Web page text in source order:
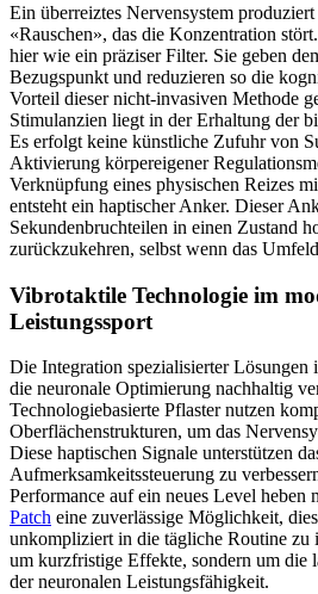
Ein überreiztes Nervensystem
«Rauschen», das die Konzentration
hier wie ein präziser Filter. Sie geben
Bezugspunkt und reduzieren so die
Vorteil dieser nicht-invasiven Methode
Stimulanzien liegt in der Erhaltung der
Es erfolgt keine künstliche Zufuhr von
Aktivierung körpereigener
Verknüpfung eines physischen Reizes
entsteht ein haptischer Anker. Dieser
Sekundenbruchteilen in einen Zustand
zurückzukehren, selbst wenn das
Vibrotaktile Technologie im
Leistungssport
Die Integration spezialisierter Lösungen
die neuronale Optimierung nachhaltig
Technologiebasierte Pflaster nutzen
Oberflächenstrukturen, um das
Diese haptischen Signale unterstützen
Aufmerksamkeitssteuerung zu
Performance auf ein neues Level heben
Patch eine zuverlässige Möglichkeit,
unkompliziert in die tägliche Routine zu
um kurzfristige Effekte, sondern um die
der neuronalen Leistungsfähigkeit.